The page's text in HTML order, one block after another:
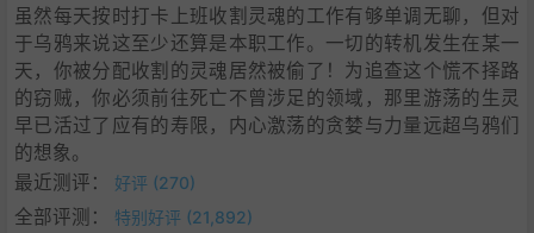
虽然每天按时打卡上班收割灵魂的工作有够单调无聊，但对
于乌鸦来说这至少还算是本职工作。一切的转机发生在某一
天，你被分配收割的灵魂居然被偷了！为追查这个慌不择路
的窃贼，你必须前往死亡不曾涉足的领域，那里游荡的生灵
早已活过了应有的寿限，内心激荡的贪婪与力量远超乌鸦们
的想象。
最近测评：
好评 (270)
全部评测： 特别好评 (21,892)